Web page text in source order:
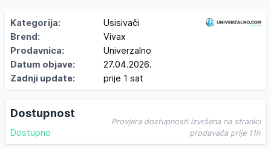
Kategorija:
Usisivači
Brend:
Vivax
Prodavnica:
Univerzalno
Datum objave:
27.04.2026.
Zadnji update:
prije 1 sat
Dostupnost
Dostupno
Provjera dostupnosti izvršena na stranici
prodavača prije 11h